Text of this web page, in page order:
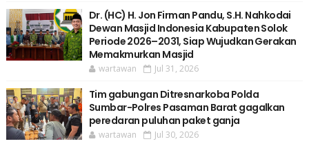
Dr. (HC) H. Jon Firman Pandu, S.H. Nahkodai
Dewan Masjid Indonesia Kabupaten Solok
Periode 2026–2031, Siap Wujudkan Gerakan
Memakmurkan Masjid
wartawan Jul 31, 2026
Tim gabungan Ditresnarkoba Polda
Sumbar-Polres Pasaman Barat gagalkan
peredaran puluhan paket ganja
wartawan Jul 30, 2026